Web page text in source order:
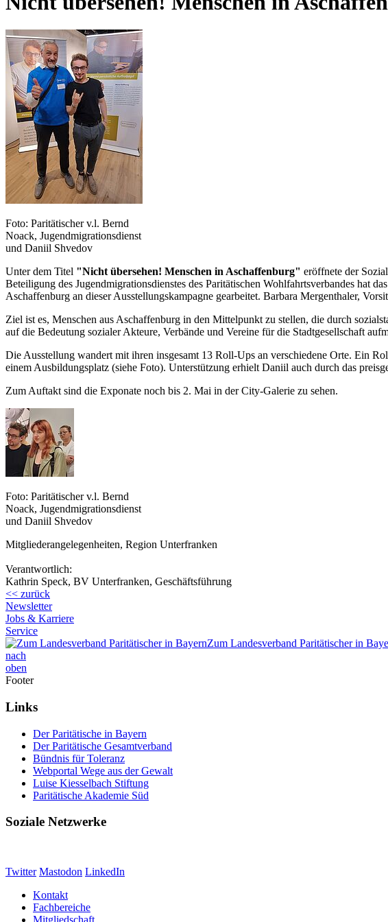
Foto: Paritätischer v.l. Bernd
Noack, Jugendmigrationsdienst
und Daniil Shvedov
Unter dem Titel "Nicht übersehen! Menschen in Aschaffenburg" eröffnete der
Beteiligung des Jugendmigrationsdienstes des Paritätischen Wohlfahrtsverbandes hat
Aschaffenburg an dieser Ausstellungskampagne gearbeitet. Barbara Mergenthaler,
Ziel ist es, Menschen aus Aschaffenburg in den Mittelpunkt zu stellen, die durch
auf die Bedeutung sozialer Akteure, Verbände und Vereine für die Stadtgesellschaft
Die Ausstellung wandert mit ihren insgesamt 13 Roll-Ups an verschiedene Orte. Ein
einem Ausbildungsplatz (siehe Foto). Unterstützung erhielt Daniil auch durch das
Zum Auftakt sind die Exponate noch bis 2. Mai in der City-Galerie zu sehen.
Foto: Paritätischer v.l. Bernd
Noack, Jugendmigrationsdienst
und Daniil Shvedov
Mitgliederangelegenheiten, Region Unterfranken
Verantwortlich:
Kathrin Speck, BV Unterfranken, Geschäftsführung
<< zurück
Newsletter
Jobs & Karriere
Service
Zum Landesverband Paritätischer in
nach
oben
Footer
Links
Der Paritätische in Bayern
Der Paritätische Gesamtverband
Bündnis für Toleranz
Webportal Wege aus der Gewalt
Luise Kiesselbach Stiftung
Paritätische Akademie Süd
Soziale Netzwerke
Twitter Mastodon LinkedIn
Kontakt
Fachbereiche
Mitgliedschaft